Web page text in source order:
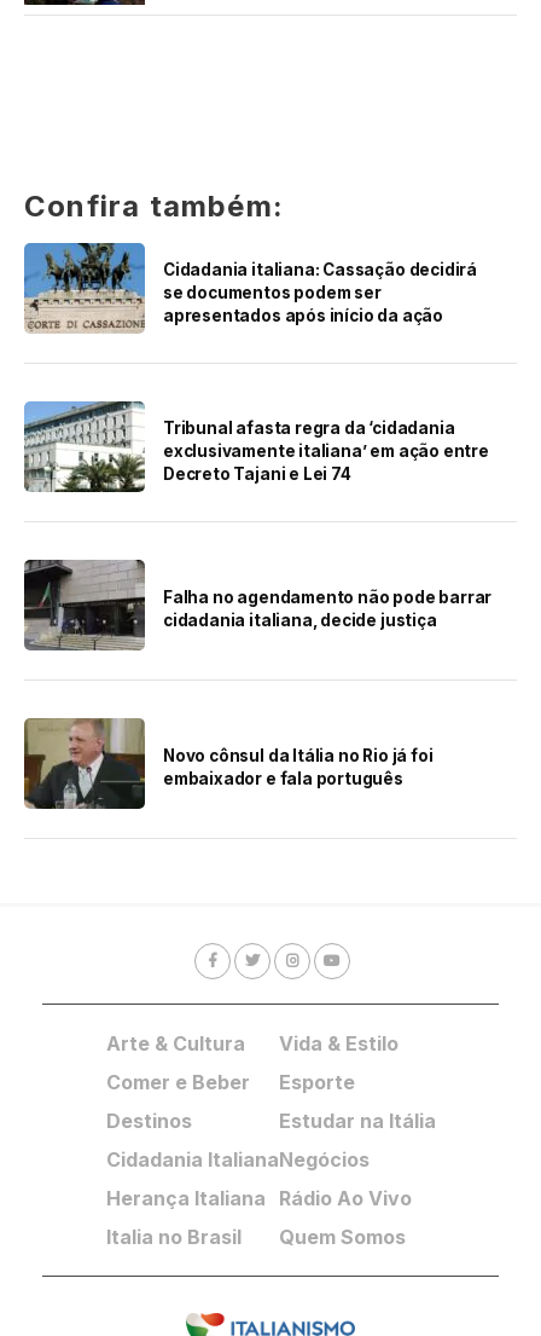
Confira também:
Cidadania italiana: Cassação decidirá
se documentos podem ser
apresentados após início da ação
Tribunal afasta regra da ‘cidadania
exclusivamente italiana’ em ação entre
Decreto Tajani e Lei 74
Falha no agendamento não pode barrar
cidadania italiana, decide justiça
Novo cônsul da Itália no Rio já foi
embaixador e fala português
Arte & Cultura
Comer e Beber
Destinos
Cidadania Italiana
Herança Italiana
Italia no Brasil
Vida & Estilo
Esporte
Estudar na Itália
Negócios
Rádio Ao Vivo
Quem Somos